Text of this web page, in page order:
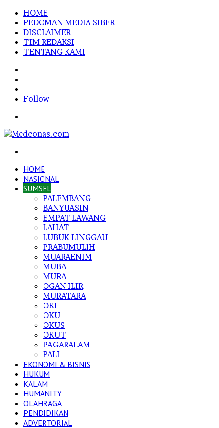
HOME
PEDOMAN MEDIA SIBER
DISCLAIMER
TIM REDAKSI
TENTANG KAMI
In
Follow
HOME
NASIONAL
SUMSEL
PALEMBANG
BANYUASIN
EMPAT LAWANG
LAHAT
LUBUK LINGGAU
PRABUMULIH
MUARAENIM
MUBA
MURA
OGAN ILIR
MURATARA
OKI
OKU
OKUS
OKUT
PAGARALAM
PALI
EKONOMI & BISNIS
HUKUM
KALAM
HUMANITY
OLAHRAGA
PENDIDIKAN
ADVERTORIAL